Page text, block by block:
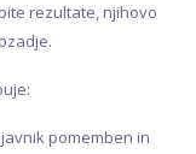
rezultate, njihovo
pomemben in